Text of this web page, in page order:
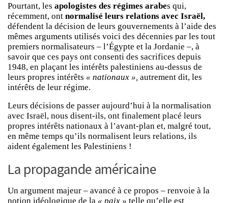
Pourtant, les apologistes des régimes arabes qui,
récemment, ont normalisé leurs relations avec Israël,
défendent la décision de leurs gouvernements à l’aide des
mêmes arguments utilisés voici des décennies par les tout
premiers normalisateurs – l’Égypte et la Jordanie –, à
savoir que ces pays ont consenti des sacrifices depuis
1948, en plaçant les intérêts palestiniens au-dessus de
leurs propres intérêts « nationaux », autrement dit, les
intérêts de leur régime.
Leurs décisions de passer aujourd’hui à la normalisation
avec Israël, nous disent-ils, ont finalement placé leurs
propres intérêts nationaux à l’avant-plan et, malgré tout,
en même temps qu’ils normalisent leurs relations, ils
aident également les Palestiniens !
La propagande américaine
Un argument majeur – avancé à ce propos – renvoie à la
notion idéologique de la « paix » telle qu’elle est